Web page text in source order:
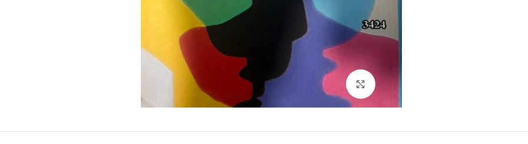
Click to enlarge